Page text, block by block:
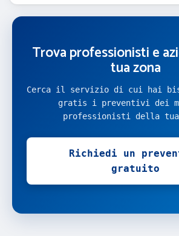
Trova professionisti e
tua zona
Cerca il servizio di cui hai
gratis i preventivi dei
professionisti della tua
Richiedi un
gratuito